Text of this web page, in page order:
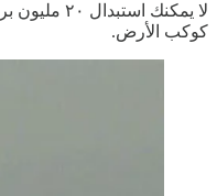
لا يمكنك
كوكب الأرض.